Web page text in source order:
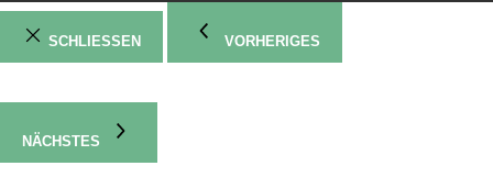
SCHLIESSEN VORHERIGES
NÄCHSTES